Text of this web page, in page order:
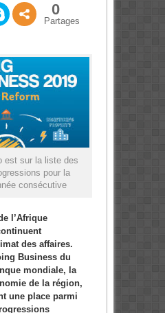
0
Partages
est sur la liste des
pour la
consécutive
l’Afrique
des affaires.
Business du
mondiale, la
de la région,
une place parmi